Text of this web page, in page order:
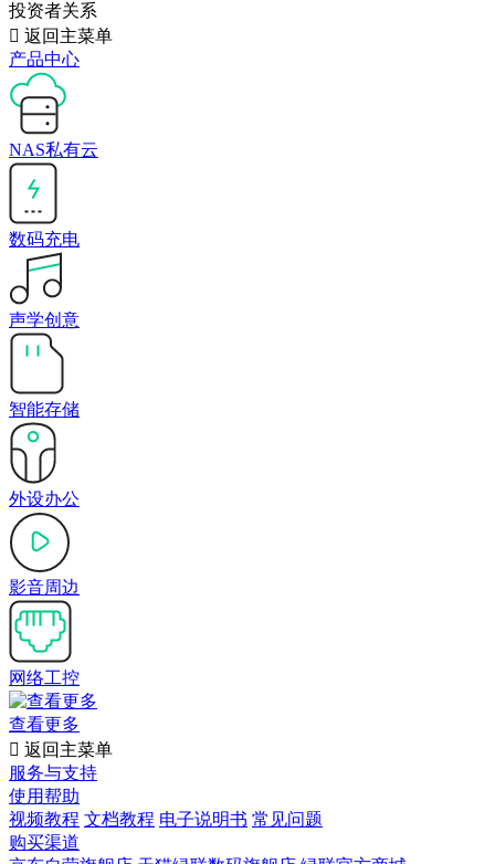
投资者关系
 返回主菜单
产品中心
NAS私有云
数码充电
声学创意
智能存储
外设办公
影音周边
网络工控
查看更多
 返回主菜单
服务与支持
使用帮助
视频教程 文档教程 电子说明书 常见问题
购买渠道